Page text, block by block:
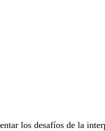
los desafíos de la